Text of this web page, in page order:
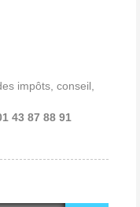
impôts, conseil,
43 87 88 91